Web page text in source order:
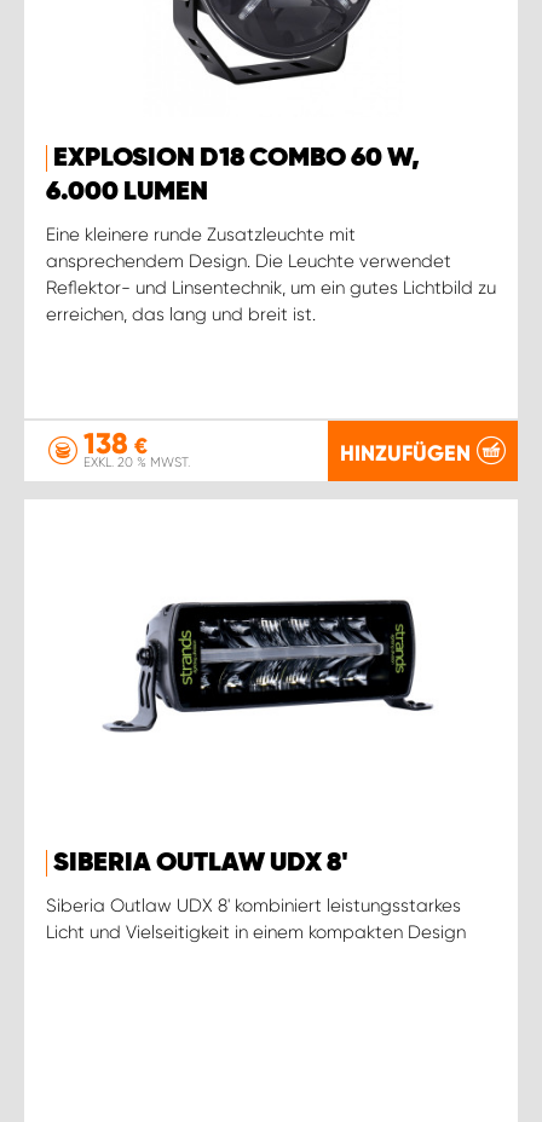
EXPLOSION D18 COMBO 60 W,
6.000 LUMEN
Eine kleinere runde Zusatzleuchte mit
ansprechendem Design. Die Leuchte verwendet
Reflektor- und Linsentechnik, um ein gutes Lichtbild zu
erreichen, das lang und breit ist.
138 €
EXKL. 20 % MWST. HINZUFÜGEN
SIBERIA OUTLAW UDX 8'
Siberia Outlaw UDX 8' kombiniert leistungsstarkes
Licht und Vielseitigkeit in einem kompakten Design